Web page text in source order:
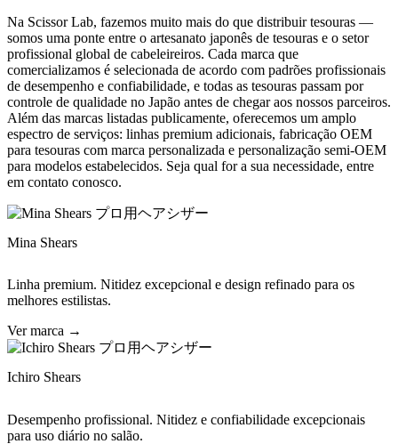
Na Scissor Lab, fazemos muito mais do que distribuir tesouras —
somos uma ponte entre o artesanato japonês de tesouras e o setor
profissional global de cabeleireiros. Cada marca que
comercializamos é selecionada de acordo com padrões profissionais
de desempenho e confiabilidade, e todas as tesouras passam por
controle de qualidade no Japão antes de chegar aos nossos parceiros.
Além das marcas listadas publicamente, oferecemos um amplo
espectro de serviços: linhas premium adicionais, fabricação OEM
para tesouras com marca personalizada e personalização semi-OEM
para modelos estabelecidos. Seja qual for a sua necessidade, entre
em contato conosco.
Mina Shears
Linha premium. Nitidez excepcional e design refinado para os
melhores estilistas.
Ver marca →
Ichiro Shears
Desempenho profissional. Nitidez e confiabilidade excepcionais
para uso diário no salão.